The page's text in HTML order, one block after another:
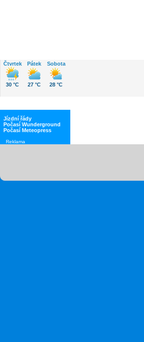
Čtvrtek
30 °C
Pátek
27 °C
Sobota
28 °C
Jízdní řády
Počasí Wunderground
Počasí Meteopress
Reklama